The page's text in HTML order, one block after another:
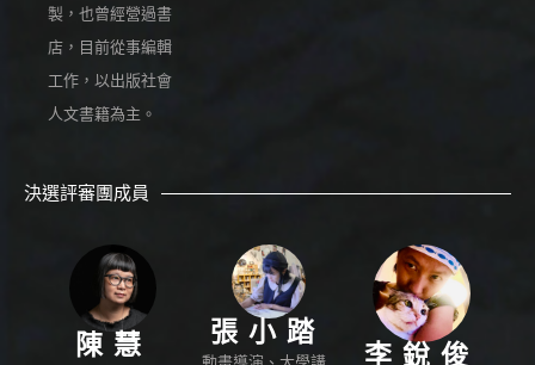
製，也曾經營過書
店，目前從事編輯
工作，以出版社會
人文書籍為主。
決選評審團成員
陳慧 張小踏
李銳俊